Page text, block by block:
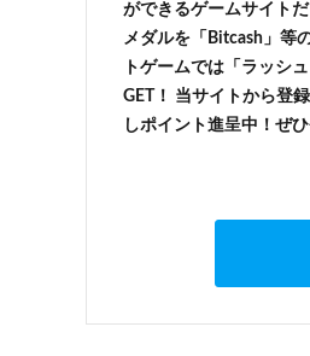
ができるゲームサイト
メダルを「Bitcash」等
トゲームでは「ラッシ
GET！ 当サイトから登
しポイント進呈中！ぜ